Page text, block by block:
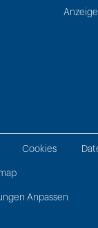
Cookies
Anpassen